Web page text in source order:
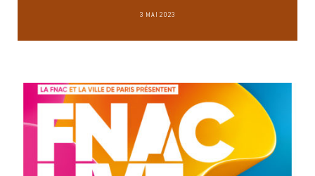
3 MAI 2023